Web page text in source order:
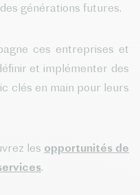
générations futures.
ces entreprises et
et implémenter des
clés en main pour leurs
les opportunités de
.